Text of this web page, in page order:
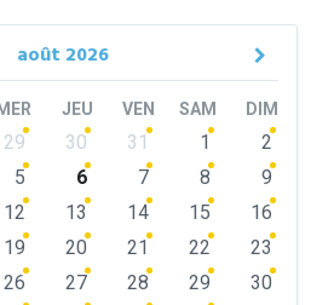
août 2026
MER JEU VEN SAM DIM
29 30 31 1
2
5 6 7 8
9
12 13 14 15
16
19 20 21 22
23
26 27 28 29
30